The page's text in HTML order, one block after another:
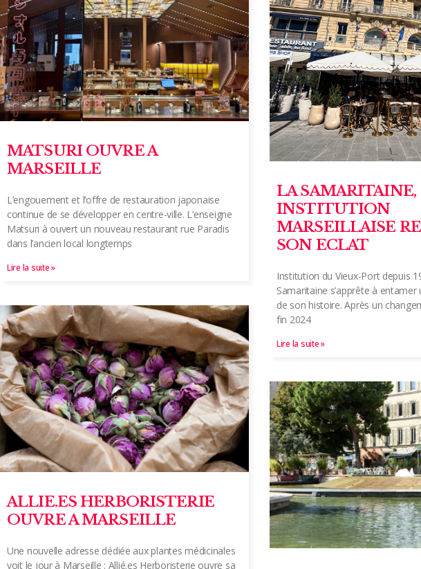
MATSURI OUVRE A
MARSEILLE
L’engouement et l’offre de restauration japonaise
continue de se développer en centre-ville. L’enseigne
Matsuri à ouvert un nouveau restaurant rue Paradis
dans l’ancien local longtemps
Lire la suite »
LA SAMARITAINE,
INSTITUTION
MARSEILLAISE
SON ECLAT
Institution du Vieux-Port depuis
Samaritaine s’apprête à
de son histoire. Après un
fin 2024
Lire la suite »
ALLIE.ES HERBORISTERIE
OUVRE A MARSEILLE
Une nouvelle adresse dédiée aux plantes médicinales
voit le jour à Marseille : Allié.es Herboristerie ouvre sa